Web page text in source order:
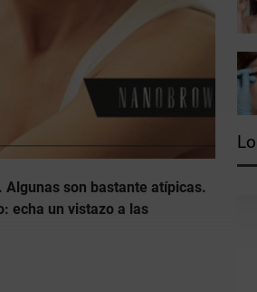
son bastante atípicas.
echa un vistazo a las